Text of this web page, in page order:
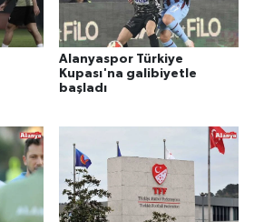
Alanyaspor Türkiye
Kupası'na galibiyetle
başladı